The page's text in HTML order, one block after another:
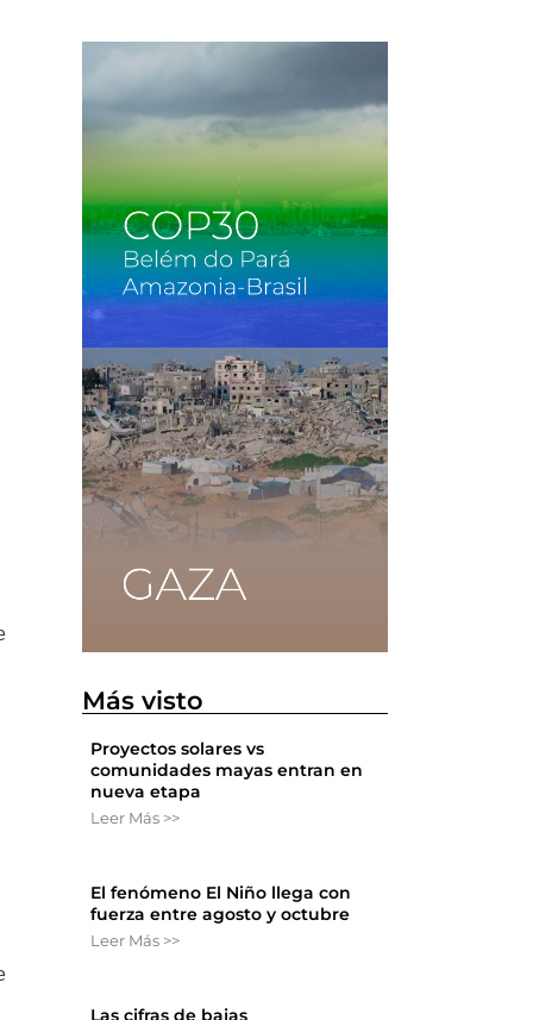
Más visto
Proyectos solares vs
comunidades mayas entran en
nueva etapa
Leer Más >>
El fenómeno El Niño llega con
fuerza entre agosto y octubre
Leer Más >>
Las cifras de bajas